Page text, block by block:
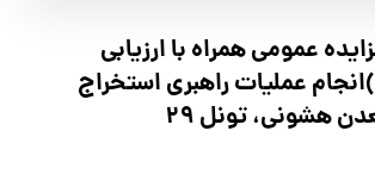
عمومی همراه با ارزیابی
عملیات راهبری استخراج
هشونی، تونل ۲۹